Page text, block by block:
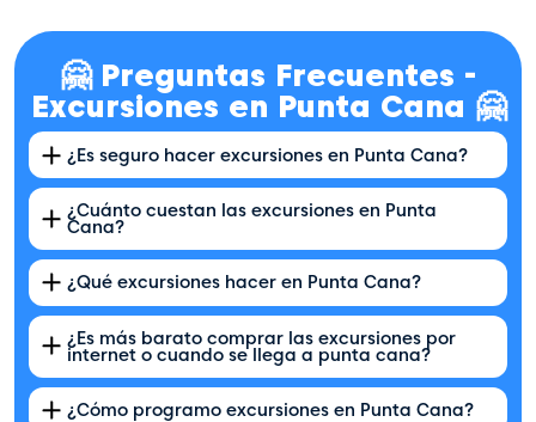
🤗 Preguntas Frecuentes -
Excursiones en Punta Cana 🤗
¿Es seguro hacer excursiones en Punta Cana?
¿Cuánto cuestan las excursiones en Punta
Cana?
¿Qué excursiones hacer en Punta Cana?
¿Es más barato comprar las excursiones por
internet o cuando se llega a punta cana?
¿Cómo programo excursiones en Punta Cana?